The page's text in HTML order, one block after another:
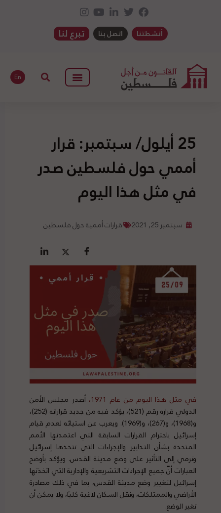
أنشطتنا اتصل بنا تبرع لنا
En
25 أيلول/ سبتمبر: قرار
أممي حول فلسطين صدر
في مثل هذا اليوم
سبتمبر 25, 2021 قرارات أممية حول فلسطين
في مثل هذا اليوم من عام 1971،
أصدر مجلس الأمن
الدولي قراره رقم (521)، يؤكد فيه من جديد قراراته (252)،
و(1968)، و(267)، و(1969). ويعرب عن استيائه لعدم قيام
إسرائيل باحترام القرارات السابقة التي اعتمدتها الأمم
المتحدة بشأن التدابير والإجراءات التي تتخذها إسرائيل
وترمي إلى التأثير على وضع مدينة القدس. ويؤكد بأوضح
العبارات أنّ جميع الإجراءات التشريعية والإدارية التي اتخذتها
إسرائيل لتغيير وضع مدينة القدس، بما في ذلك مصادرة
الأراضي والممتلكات، ونقل السكان لاغية كليًا، ولا يمكن أن
تغير الوضع.